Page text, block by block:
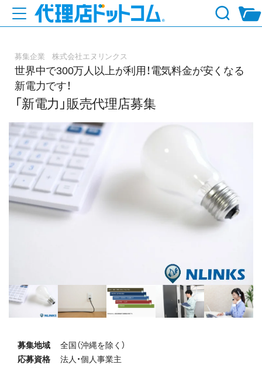
募集企業 株式会社エヌリンクス
世界中で300万人以上が利用！電気料金が安くなる
新電力です！
「新電力」販売代理店募集
募集地域
全国（沖縄を除く）
応募資格
法人・個人事業主